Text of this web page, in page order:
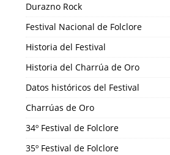
Durazno Rock
Festival Nacional de Folclore
Historia del Festival
Historia del Charrúa de Oro
Datos históricos del Festival
Charrúas de Oro
34º Festival de Folclore
35º Festival de Folclore